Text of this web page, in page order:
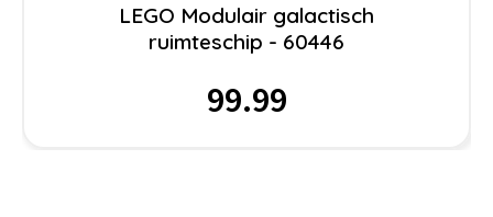
LEGO Modulair galactisch
ruimteschip - 60446
99.99